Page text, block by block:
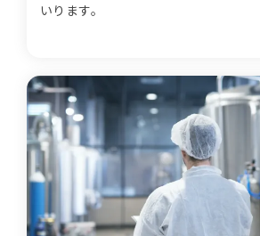
いります。